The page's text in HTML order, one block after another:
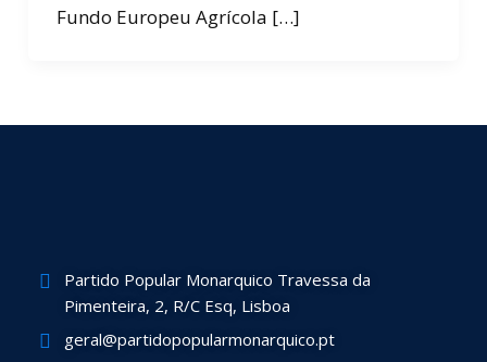
Fundo Europeu Agrícola […]
Partido Popular Monarquico Travessa da
Pimenteira, 2, R/C Esq, Lisboa
geral@partidopopularmonarquico.pt